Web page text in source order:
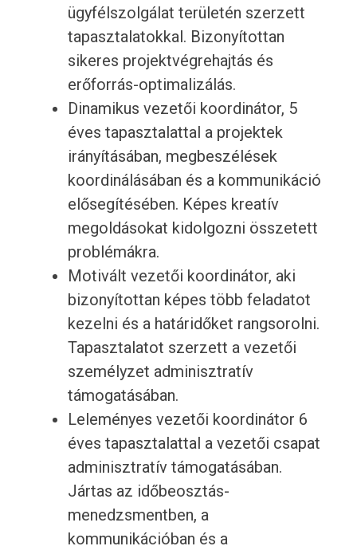
ügyfélszolgálat területén szerzett
tapasztalatokkal. Bizonyítottan
sikeres projektvégrehajtás és
erőforrás-optimalizálás.
Dinamikus vezetői koordinátor, 5
éves tapasztalattal a projektek
irányításában, megbeszélések
koordinálásában és a kommunikáció
elősegítésében. Képes kreatív
megoldásokat kidolgozni összetett
problémákra.
Motivált vezetői koordinátor, aki
bizonyítottan képes több feladatot
kezelni és a határidőket rangsorolni.
Tapasztalatot szerzett a vezetői
személyzet adminisztratív
támogatásában.
Leleményes vezetői koordinátor 6
éves tapasztalattal a vezetői csapat
adminisztratív támogatásában.
Jártas az időbeosztás-
menedzsmentben, a
kommunikációban és a